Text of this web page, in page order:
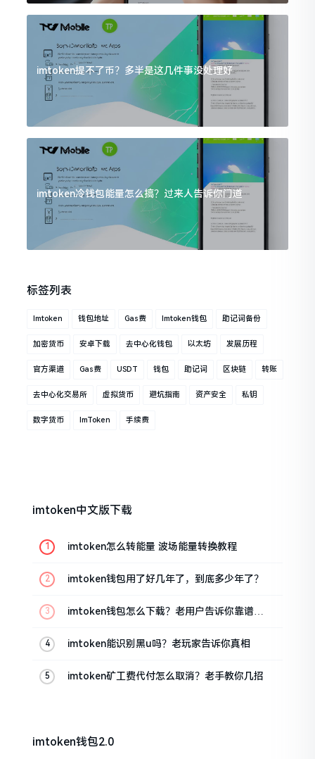
imtoken提不了币？多半是这几件事没处理好
imtoken冷钱包能量怎么搞？过来人告诉你门道
标签列表
Imtoken 钱包地址 Gas费 Imtoken钱包 助记词备份
加密货币 安卓下载 去中心化钱包 以太坊 发展历程
官方渠道 Gas费 USDT 钱包 助记词 区块链 转账
去中心化交易所 虚拟货币 避坑指南 资产安全 私钥
数字货币 ImToken 手续费
imtoken中文版下载
imtoken怎么转能量 波场能量转换教程
imtoken钱包用了好几年了，到底多少年了？
imtoken钱包怎么下载？老用户告诉你靠谱渠
imtoken能识别黑u吗？老玩家告诉你真相
imtoken矿工费代付怎么取消？老手教你几招
imtoken钱包2.0